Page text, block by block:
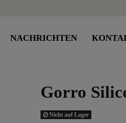
NACHRICHTEN
Gorro
Nicht auf Lager